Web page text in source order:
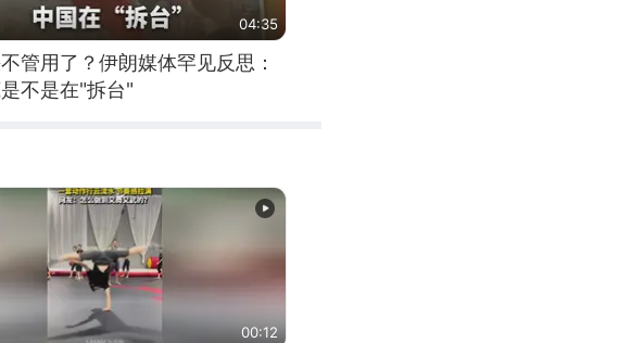
04:35
管用了？伊朗媒体罕见反思：
不是在"拆台"
00:12